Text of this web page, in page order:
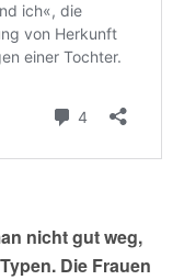
nicht gut weg,
Die Frauen